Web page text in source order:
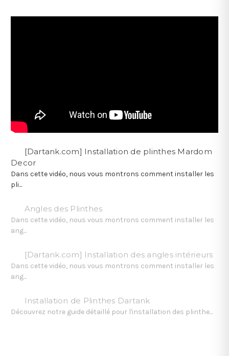
[Dartank.com] Installation de plinthes Mardom
Decor
Dans cette vidéo, nous vous montrons comment installer les
pli...
Angles des Plinthes
Dans cette vidéo, nous vous montrons comment installer les
ang...
[Dartank.com] Installation des angles intérieurs
Dans cette vidéo, nous vous montrons comment installer les
ang...
Installation de Plinthes Dartank
Découvrez notre guide détaillé pour l'installation des plinthe...